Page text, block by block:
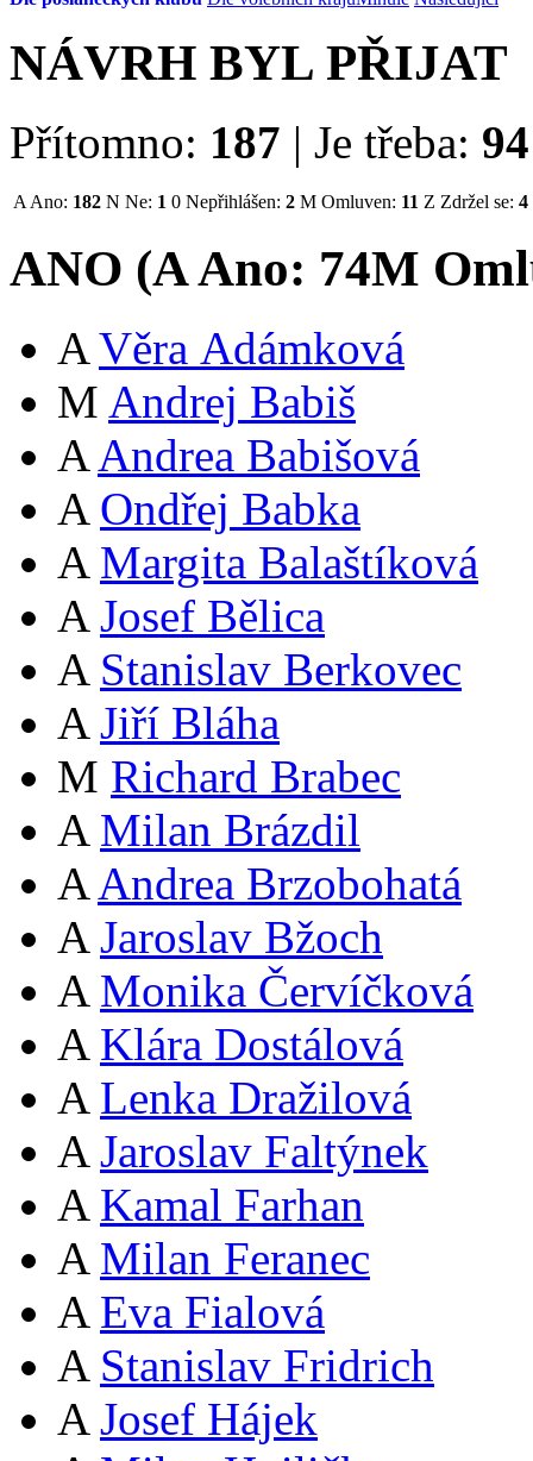
NÁVRH BYL PŘIJAT
Přítomno: 187 | Je třeba: 94
A Ano: 182 N Ne: 1 0 Nepřihlášen: 2 M Omluven: 11 Z Zdržel se: 4
ANO (AAno: 74M
A Věra Adámková
M Andrej Babiš
A Andrea Babišová
A Ondřej Babka
A Margita Balaštíková
A Josef Bělica
A Stanislav Berkovec
A Jiří Bláha
M Richard Brabec
A Milan Brázdil
A Andrea Brzobohatá
A Jaroslav Bžoch
A Monika Červíčková
A Klára Dostálová
A Lenka Dražilová
A Jaroslav Faltýnek
A Kamal Farhan
A Milan Feranec
A Eva Fialová
A Stanislav Fridrich
A Josef Hájek